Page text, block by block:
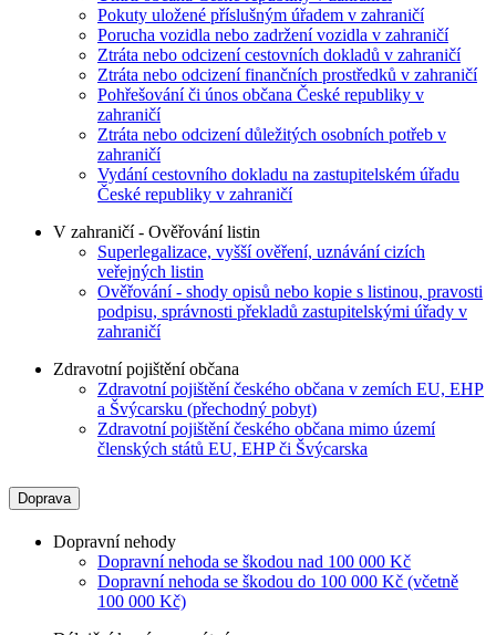
Pokuty uložené příslušným úřadem v zahraničí
Porucha vozidla nebo zadržení vozidla v zahraničí
Ztráta nebo odcizení cestovních dokladů v zahraničí
Ztráta nebo odcizení finančních prostředků v zahraničí
Pohřešování či únos občana České republiky v
zahraničí
Ztráta nebo odcizení důležitých osobních potřeb v
zahraničí
Vydání cestovního dokladu na zastupitelském úřadu
České republiky v zahraničí
V zahraničí - Ověřování listin
Superlegalizace, vyšší ověření, uznávání cizích
veřejných listin
Ověřování - shody opisů nebo kopie s listinou, pravosti
podpisu, správnosti překladů zastupitelskými úřady v
zahraničí
Zdravotní pojištění občana
Zdravotní pojištění českého občana v zemích EU, EHP
a Švýcarsku (přechodný pobyt)
Zdravotní pojištění českého občana mimo území
členských států EU, EHP či Švýcarska
Doprava
Dopravní nehody
Dopravní nehoda se škodou nad 100 000 Kč
Dopravní nehoda se škodou do 100 000 Kč (včetně
100 000 Kč)